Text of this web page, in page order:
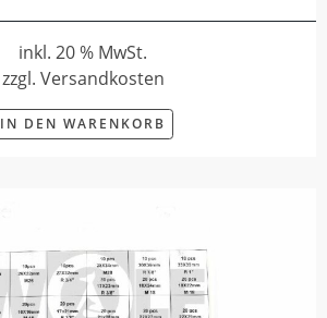
inkl. 20 % MwSt.
zzgl. Versandkosten
IN DEN WARENKORB